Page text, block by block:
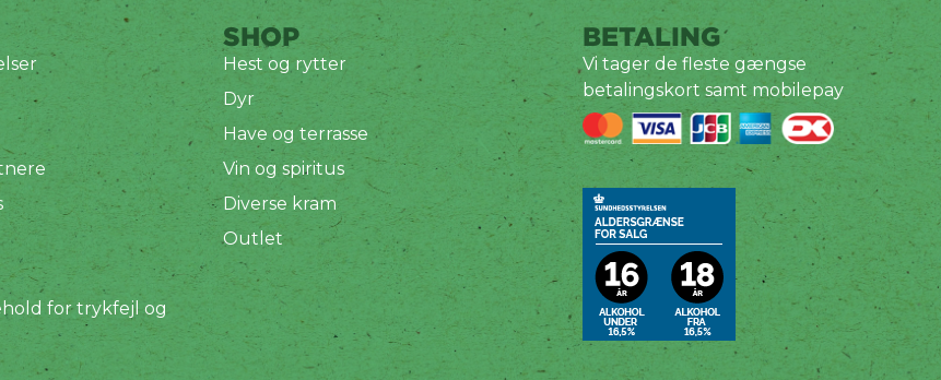
for trykfejl og
SHOP
Hest og rytter
Dyr
Have og terrasse
Vin og spiritus
Diverse kram
Outlet
BETALING
Vi tager de fleste gængse
betalingskort samt mobilepay